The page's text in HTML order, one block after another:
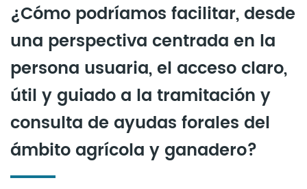
¿Cómo podríamos facilitar, desde
una perspectiva centrada en la
persona usuaria, el acceso claro,
útil y guiado a la tramitación y
consulta de ayudas forales del
ámbito agrícola y ganadero?